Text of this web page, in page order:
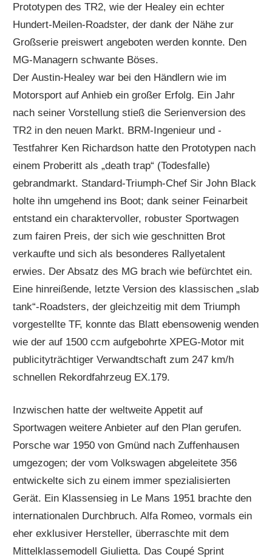
Prototypen des TR2, wie der Healey ein echter
Hundert-Meilen-Roadster, der dank der Nähe zur
Großserie preiswert angeboten werden konnte. Den
MG-Managern schwante Böses.
Der Austin-Healey war bei den Händlern wie im
Motorsport auf Anhieb ein großer Erfolg. Ein Jahr
nach seiner Vorstellung stieß die Serienversion des
TR2 in den neuen Markt. BRM-Ingenieur und -
Testfahrer Ken Richardson hatte den Prototypen nach
einem Proberitt als „death trap“ (Todesfalle)
gebrandmarkt. Standard-Triumph-Chef Sir John Black
holte ihn umgehend ins Boot; dank seiner Feinarbeit
entstand ein charaktervoller, robuster Sportwagen
zum fairen Preis, der sich wie geschnitten Brot
verkaufte und sich als besonderes Rallyetalent
erwies. Der Absatz des MG brach wie befürchtet ein.
Eine hinreißende, letzte Version des klassischen „slab
tank“-Roadsters, der gleichzeitig mit dem Triumph
vorgestellte TF, konnte das Blatt ebensowenig wenden
wie der auf 1500 ccm aufgebohrte XPEG-Motor mit
publicityträchtiger Verwandtschaft zum 247 km/h
schnellen Rekordfahrzeug EX.179.
Inzwischen hatte der weltweite Appetit auf
Sportwagen weitere Anbieter auf den Plan gerufen.
Porsche war 1950 von Gmünd nach Zuffenhausen
umgezogen; der vom Volkswagen abgeleitete 356
entwickelte sich zu einem immer spezialisierten
Gerät. Ein Klassensieg in Le Mans 1951 brachte den
internationalen Durchbruch. Alfa Romeo, vormals ein
eher exklusiver Hersteller, überraschte mit dem
Mittelklassemodell Giulietta. Das Coupé Sprint